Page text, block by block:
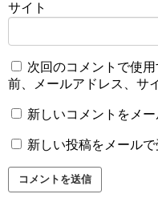
サイト
次回のコメントで使
前、メールアドレス、サ
新しいコメントをメ
新しい投稿をメールで